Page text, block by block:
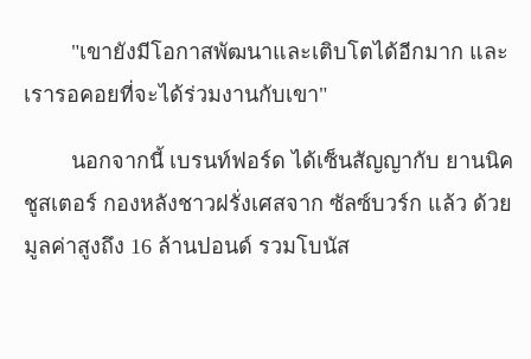
"เขายังมีโอกาสพัฒนาและเติบโตได้อีกมาก และ
เรารอคอยที่จะได้ร่วมงานกับเขา"
นอกจากนี้ เบรนท์ฟอร์ด ได้เซ็นสัญญากับ ยานนิค
ชูสเตอร์ กองหลังชาวฝรั่งเศสจาก ซัลซ์บวร์ก แล้ว ด้วย
มูลค่าสูงถึง 16 ล้านปอนด์ รวมโบนัส